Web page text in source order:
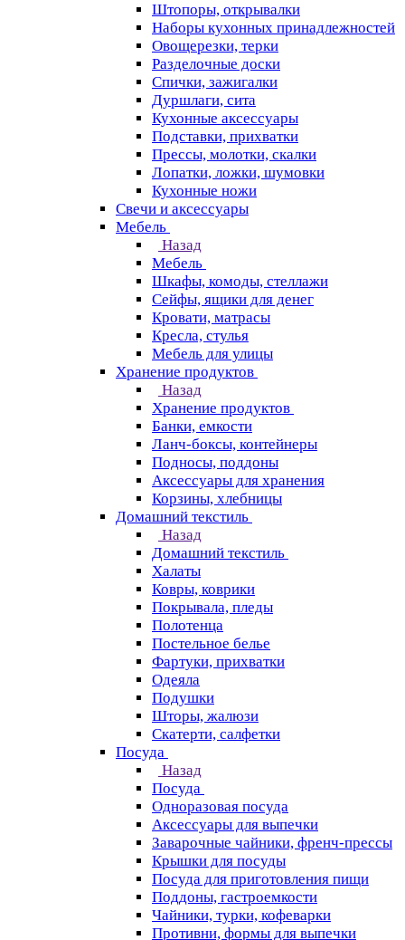
Штопоры, открывалки
Наборы кухонных принадлежностей
Овощерезки, терки
Разделочные доски
Спички, зажигалки
Дуршлаги, сита
Кухонные аксессуары
Подставки, прихватки
Прессы, молотки, скалки
Лопатки, ложки, шумовки
Кухонные ножи
Свечи и аксессуары
Мебель
Назад
Мебель
Шкафы, комоды, стеллажи
Сейфы, ящики для денег
Кровати, матрасы
Кресла, стулья
Мебель для улицы
Хранение продуктов
Назад
Хранение продуктов
Банки, емкости
Ланч-боксы, контейнеры
Подносы, поддоны
Аксессуары для хранения
Корзины, хлебницы
Домашний текстиль
Назад
Домашний текстиль
Халаты
Ковры, коврики
Покрывала, пледы
Полотенца
Постельное белье
Фартуки, прихватки
Одеяла
Подушки
Шторы, жалюзи
Скатерти, салфетки
Посуда
Назад
Посуда
Одноразовая посуда
Аксессуары для выпечки
Заварочные чайники, френч-прессы
Крышки для посуды
Посуда для приготовления пищи
Поддоны, гастроемкости
Чайники, турки, кофеварки
Противни, формы для выпечки